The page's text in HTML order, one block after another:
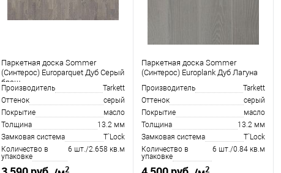
Паркетная доска Sommer
(Синтерос) Europarquet Дуб Серый
браш
Производитель
Tarkett
Оттенок
серый
Покрытие
масло
Толщина
13.2 мм
Замковая система
T`Lock
Количество в
упаковке
6 шт./2.658 кв.м
2
Паркетная доска Sommer
(Синтерос) Europlank Дуб Лагуна
Производитель
Tarkett
Оттенок
серый
Покрытие
масло
Толщина
13.2 мм
Замковая система
T`Lock
Количество в
упаковке
6 шт./0.84 кв.м
2